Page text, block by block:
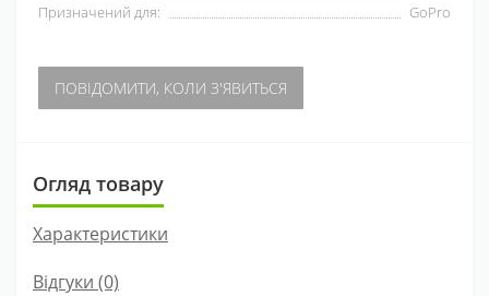
Призначений для:
GoPro
ПОВІДОМИТИ, КОЛИ З'ЯВИТЬСЯ
Огляд товару
Характеристики
Відгуки (0)